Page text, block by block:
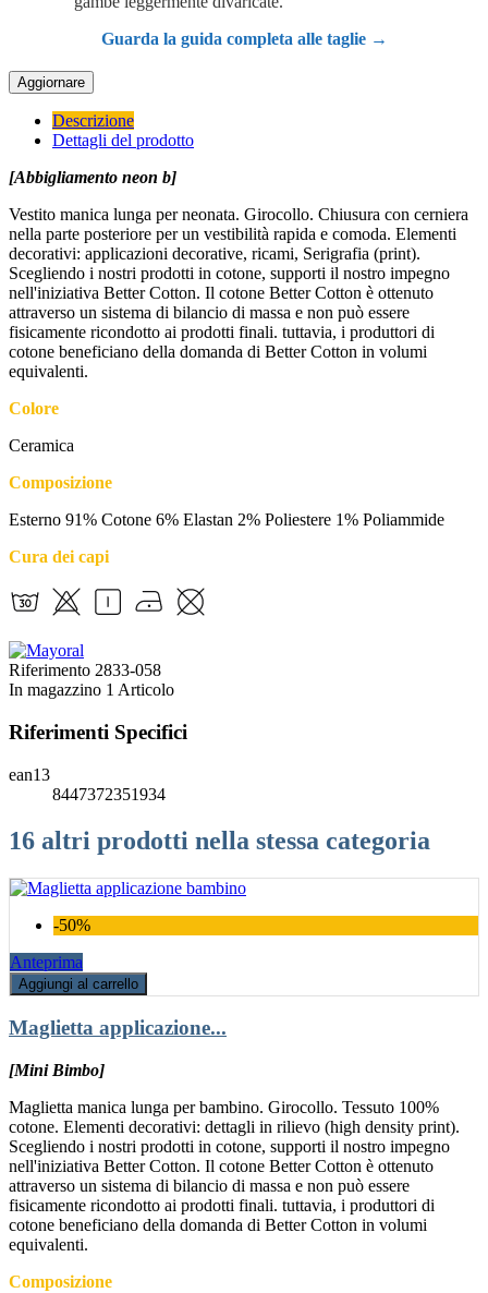
Guarda la guida completa alle taglie →
Descrizione
Dettagli del prodotto
[Abbigliamento neon b]
Vestito manica lunga per neonata. Girocollo. Chiusura con cerniera
nella parte posteriore per un vestibilità rapida e comoda. Elementi
decorativi: applicazioni decorative, ricami, Serigrafia (print).
Scegliendo i nostri prodotti in cotone, supporti il nostro impegno
nell'iniziativa Better Cotton. Il cotone Better Cotton è ottenuto
attraverso un sistema di bilancio di massa e non può essere
fisicamente ricondotto ai prodotti finali. tuttavia, i produttori di
cotone beneficiano della domanda di Better Cotton in volumi
equivalenti.
Colore
Ceramica
Composizione
Esterno 91% Cotone 6% Elastan 2% Poliestere 1% Poliammide
Cura dei capi
Riferimento 2833-058
In magazzino 1 Articolo
Riferimenti Specifici
ean13
8447372351934
16 altri prodotti nella stessa categoria
-50%
Anteprima
Aggiungi al carrello
Maglietta applicazione...
[Mini Bimbo]
Maglietta manica lunga per bambino. Girocollo. Tessuto 100%
cotone. Elementi decorativi: dettagli in rilievo (high density print).
Scegliendo i nostri prodotti in cotone, supporti il nostro impegno
nell'iniziativa Better Cotton. Il cotone Better Cotton è ottenuto
attraverso un sistema di bilancio di massa e non può essere
fisicamente ricondotto ai prodotti finali. tuttavia, i produttori di
cotone beneficiano della domanda di Better Cotton in volumi
equivalenti.
Composizione